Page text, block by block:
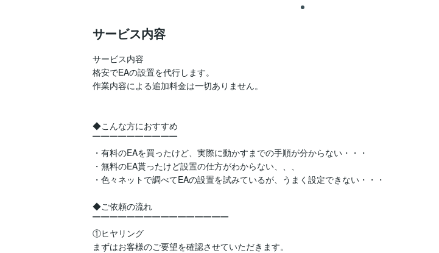
サービス内容
サービス内容
格安でEAの設置を代行します。
作業内容による追加料金は一切ありません。
◆こんな方におすすめ
▔▔▔▔▔▔▔▔▔▔
・有料のEAを買ったけど、実際に動かすまでの手順が分からない・・・
・無料のEA貰ったけど設置の仕方がわからない、、、
・色々ネットで調べてEAの設置を試みているが、うまく設定できない・・・
◆ご依頼の流れ
▔▔▔▔▔▔▔▔▔▔▔▔▔▔▔▔
①ヒヤリング
まずはお客様のご要望を確認させていただきます。